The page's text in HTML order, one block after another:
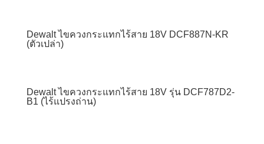
Dewalt ไขควงกระแทกไร้สาย 18V DCF887N-KR
(ตัวเปล่า)
Dewalt ไขควงกระแทกไร้สาย 18V รุ่น DCF787D2-
B1 (ไร้แปรงถ่าน)